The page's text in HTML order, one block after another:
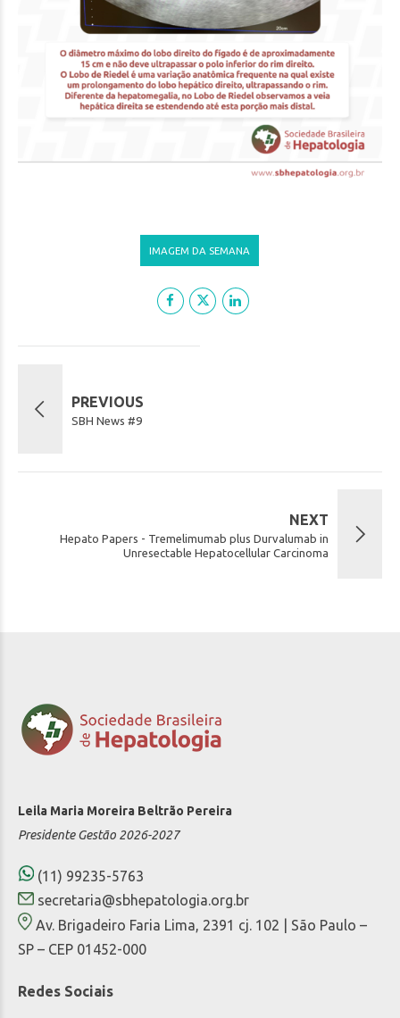
IMAGEM DA SEMANA
PREVIOUS
SBH News #9
NEXT
Hepato Papers - Tremelimumab plus Durvalumab in
Unresectable Hepatocellular Carcinoma
Leila Maria Moreira Beltrão Pereira
Presidente Gestão 2026-2027
(11) 99235-5763
secretaria@sbhepatologia.org.br
Av. Brigadeiro Faria Lima, 2391 cj. 102 | São Paulo –
SP – CEP 01452-000
Redes Sociais